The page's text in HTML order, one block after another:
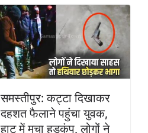
समस्तीपुर: कट्टा दिखाकर
दहशत फैलाने पहुंचा युवक,
हाट में मचा हड़कंप, लोगों ने